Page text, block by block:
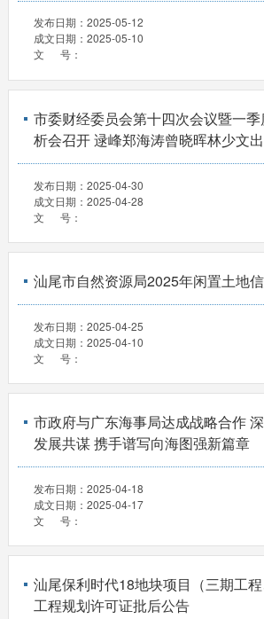
发布日期： 2025-05-12
成文日期： 2025-05-10
文 号：
市委财经委员会第十四次会议暨一
析会召开 逯峰郑海涛曾晓晖林少文
发布日期： 2025-04-30
成文日期： 2025-04-28
文 号：
汕尾市自然资源局2025年闲置土地
发布日期： 2025-04-25
成文日期： 2025-04-10
文 号：
市政府与广东海事局达成战略合作
发展共谋 携手谱写向海图强新篇章
发布日期： 2025-04-18
成文日期： 2025-04-17
文 号：
汕尾保利时代18地块项目（三期工
工程规划许可证批后公告